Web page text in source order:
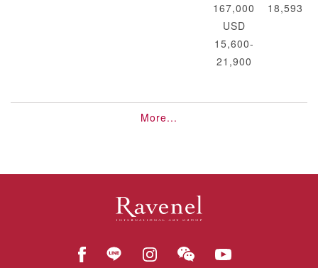
167,000
USD
15,600-
21,900
18,593
More...